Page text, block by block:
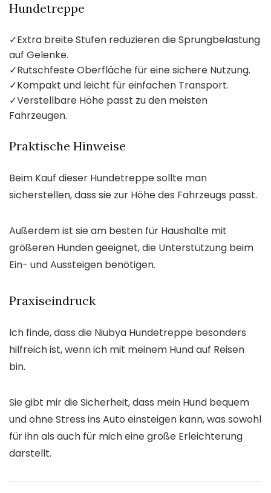
Hundetreppe
✓Extra breite Stufen reduzieren die Sprungbelastung
auf Gelenke.
✓Rutschfeste Oberfläche für eine sichere Nutzung.
✓Kompakt und leicht für einfachen Transport.
✓Verstellbare Höhe passt zu den meisten
Fahrzeugen.
Praktische Hinweise
Beim Kauf dieser Hundetreppe sollte man
sicherstellen, dass sie zur Höhe des Fahrzeugs passt.
Außerdem ist sie am besten für Haushalte mit
größeren Hunden geeignet, die Unterstützung beim
Ein- und Aussteigen benötigen.
Praxiseindruck
Ich finde, dass die Niubya Hundetreppe besonders
hilfreich ist, wenn ich mit meinem Hund auf Reisen
bin.
Sie gibt mir die Sicherheit, dass mein Hund bequem
und ohne Stress ins Auto einsteigen kann, was sowohl
für ihn als auch für mich eine große Erleichterung
darstellt.